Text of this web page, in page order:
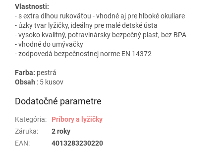
Vlastnosti:
- s extra dlhou rukoväťou - vhodné aj pre hlboké okuliare
- úzky tvar lyžičky, ideálny pre malé detské ústa
- vysoko kvalitný, potravinársky bezpečný plast, bez BPA
- vhodné do umývačky
- zodpovedá bezpečnostnej norme EN 14372
Farba: pestrá
Obsah : 5 kusov
Dodatočné parametre
Kategória:
Príbory a lyžičky
Záruka:
2 roky
EAN: 4013283230220